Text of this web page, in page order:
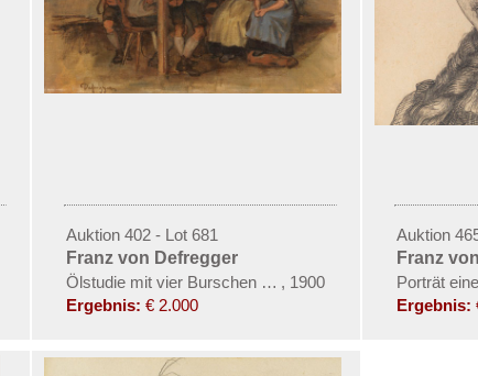
eines sitzenden Mannes in Tracht
Auktion 402 - Lot 681
Franz von Defregger
Ölstudie mit vier Burschen und zwei Dirndln in der Stube
, 1900
Ergebnis: € 2.000
Auktion
Franz
Porträt
Ergebnis: